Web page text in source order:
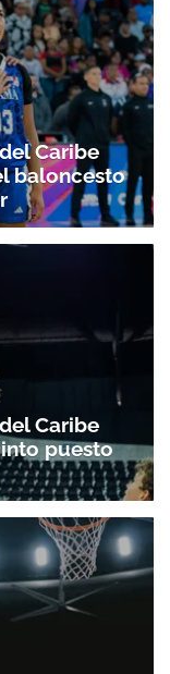
Caribe
baloncesto
Caribe
puesto